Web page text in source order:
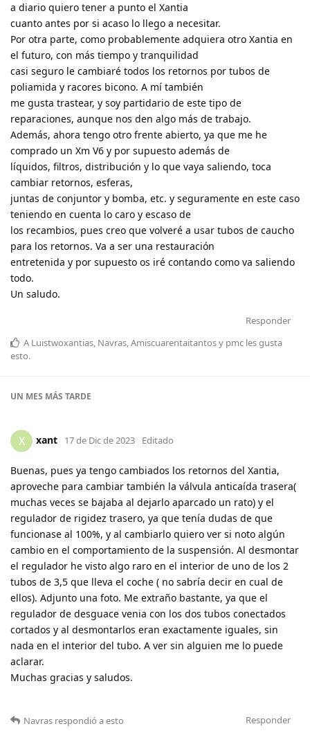
a diario quiero tener a punto el Xantia
cuanto antes por si acaso lo llego a necesitar.
Por otra parte, como probablemente adquiera otro Xantia en
el futuro, con más tiempo y tranquilidad
casi seguro le cambiaré todos los retornos por tubos de
poliamida y racores bicono. A mí también
me gusta trastear, y soy partidario de este tipo de
reparaciones, aunque nos den algo más de trabajo.
Además, ahora tengo otro frente abierto, ya que me he
comprado un Xm V6 y por supuesto además de
líquidos, filtros, distribución y lo que vaya saliendo, toca
cambiar retornos, esferas,
juntas de conjuntor y bomba, etc. y seguramente en este caso
teniendo en cuenta lo caro y escaso de
los recambios, pues creo que volveré a usar tubos de caucho
para los retornos. Va a ser una restauración
entretenida y por supuesto os iré contando como va saliendo
todo.
Un saludo.
Responder
A Luistwoxantias, Navras,Amiscuarentaitantosy pmc les gusta
esto.
UN MES MÁS TARDE
X xant 17 de Dic de 2023 Editado
Buenas, pues ya tengo cambiados los retornos del Xantia,
aproveche para cambiar también la válvula anticaída trasera(
muchas veces se bajaba al dejarlo aparcado un rato) y el
regulador de rigidez trasero, ya que tenía dudas de que
funcionase al 100%, y al cambiarlo quiero ver si noto algún
cambio en el comportamiento de la suspensión. Al desmontar
el regulador he visto algo raro en el interior de uno de los 2
tubos de 3,5 que lleva el coche ( no sabría decir en cual de
ellos). Adjunto una foto. Me extraño bastante, ya que el
regulador de desguace venia con los dos tubos conectados
cortados y al desmontarlos eran exactamente iguales, sin
nada en el interior del tubo. A ver sin alguien me lo puede
aclarar.
Muchas gracias y saludos.
Responder
Navras respondió a esto